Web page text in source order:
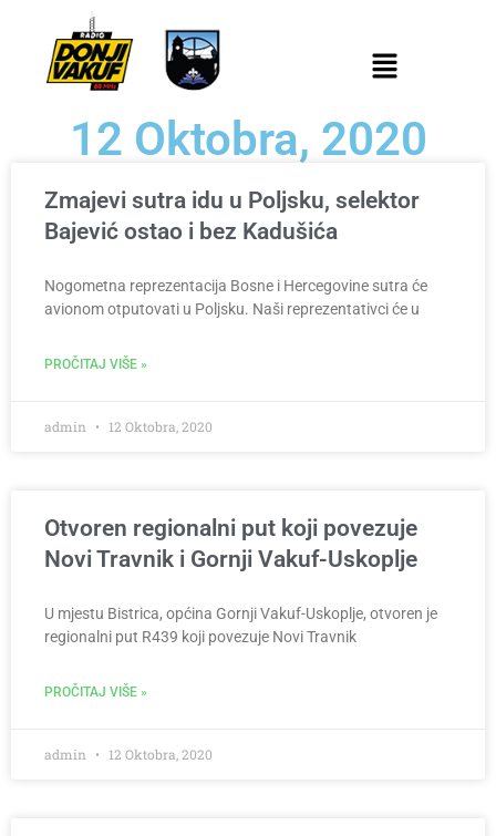
12 Oktobra, 2020
Zmajevi sutra idu u Poljsku, selektor
Bajević ostao i bez Kadušića
Nogometna reprezentacija Bosne i Hercegovine sutra će
avionom otputovati u Poljsku. Naši reprezentativci će u
PROČITAJ VIŠE »
admin 12 Oktobra, 2020
Otvoren regionalni put koji povezuje
Novi Travnik i Gornji Vakuf-Uskoplje
U mjestu Bistrica, općina Gornji Vakuf-Uskoplje, otvoren je
regionalni put R439 koji povezuje Novi Travnik
PROČITAJ VIŠE »
admin 12 Oktobra, 2020